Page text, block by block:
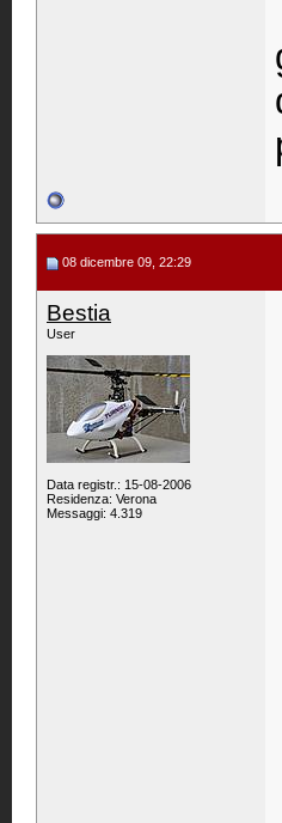
08 dicembre 09, 22:29
Bestia
User
Data registr.: 15-08-2006
Residenza: Verona
Messaggi: 4.319